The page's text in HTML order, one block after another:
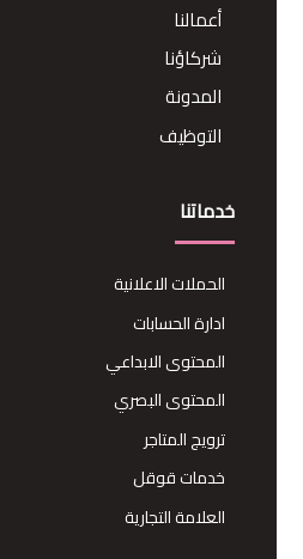
أعمالنا
شركاؤنا
المدونة
التوظيف
خدماتنا
الحملات الاعلانية
ادارة الحسابات
المحتوى الابداعي
المحتوى البصري
ترويج المتاجر
خدمات قوقل
العلامة التجارية